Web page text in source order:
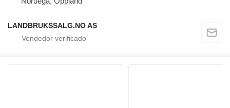
LANDBRUKSSALG.NO AS